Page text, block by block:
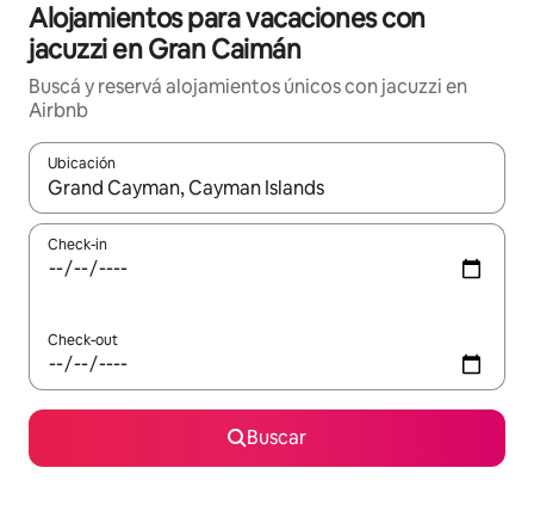
Alojamientos para vacaciones con
jacuzzi en Gran Caimán
Buscá y reservá alojamientos únicos con jacuzzi en
Airbnb
Ubicación
Cuando los resultados estén disponibles, navegá con las
Check-in
Check-out
Buscar